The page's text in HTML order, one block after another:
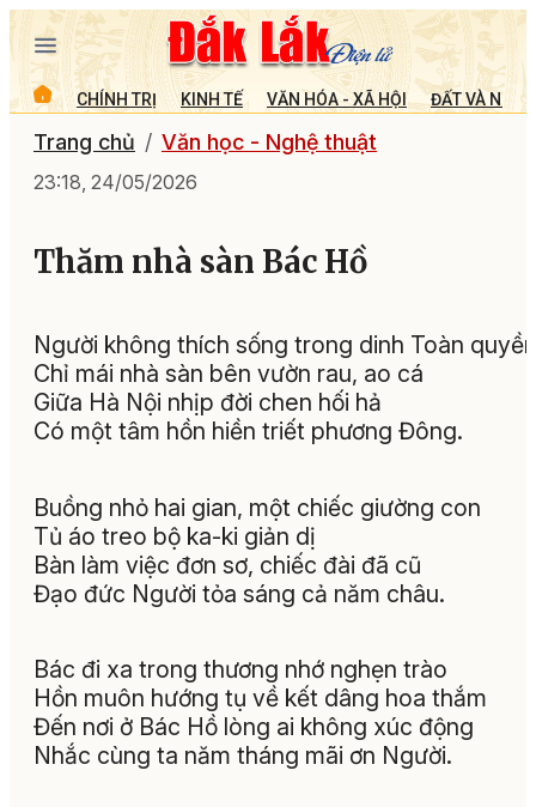
CHÍNH TRỊ KINH TẾ VĂN HÓA - XÃ HỘI ĐẤT VÀ
Trang chủ Văn học - Nghệ thuật
23:18, 24/05/2026
Thăm nhà sàn Bác Hồ
Người không thích sống trong dinh Toàn quyền
Chỉ mái nhà sàn bên vườn rau, ao cá
Giữa Hà Nội nhịp đời chen hối hả
Có một tâm hồn hiền triết phương Đông.
Buồng nhỏ hai gian, một chiếc giường con
Tủ áo treo bộ ka-ki giản dị
Bàn làm việc đơn sơ, chiếc đài đã cũ
Đạo đức Người tỏa sáng cả năm châu.
Bác đi xa trong thương nhớ nghẹn trào
Hồn muôn hướng tụ về kết dâng hoa thắm
Đến nơi ở Bác Hồ lòng ai không xúc động
Nhắc cùng ta năm tháng mãi ơn Người.